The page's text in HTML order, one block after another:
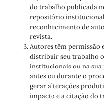
do trabalho publicada
repositório
reconhecimento de
revista.
Autores têm permissão
distribuir seu trabalho
institucionais ou na sua
antes ou durante o
gerar alterações
impacto e a citação do